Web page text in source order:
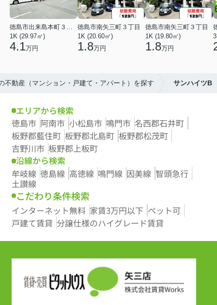
1K (29.97㎡)
4.1万円
徳島市南矢三町３丁目
1K (20.60㎡)
1.8万円
徳島市南矢三町３丁目
1K (19.80㎡)
1.8万円
不動産（マンション・戸建て・アパート）を探す サンハイツB
エリアから検索
徳島市 阿南市 小松島市 鳴門市 名西郡石井町
板野郡藍住町 板野郡北島町 板野郡松茂町
吉野川市 板野郡上板町
沿線から検索
牟岐線 徳島線 高徳線 鳴門線 因美線 智頭急行
土讃線
こだわり条件検索
インターネット無料 家賃3万円以下 ペット可
戸建て賃貸 分譲仕様のハイグレード賃貸